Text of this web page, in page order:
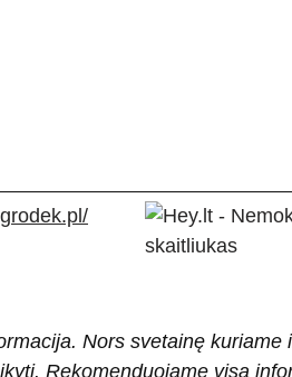
Nors svetainę kuriame
Rekomenduojame visą